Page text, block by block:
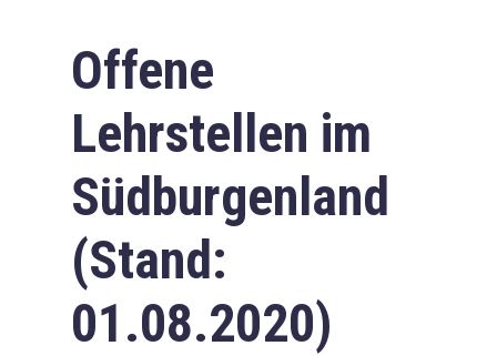
Offene
Lehrstellen im
Südburgenland
(Stand:
01.08.2020)